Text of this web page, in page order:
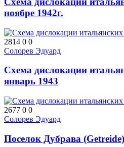
ноябре 1942г.
2814 0 0
Солорев Эдуард
Схема дислокации
январь 1943
2677 0 0
Солорев Эдуард
Поселок Дубрава